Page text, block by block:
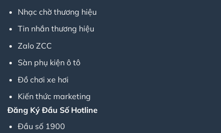
Nhạc chờ thương hiệu
Tin nhắn thương hiệu
Zalo ZCC
Sàn phụ kiện ô tô
Đồ chơi xe hơi
Kiến thức marketing
Đăng Ký Đầu Số Hotline
Đầu số 1900